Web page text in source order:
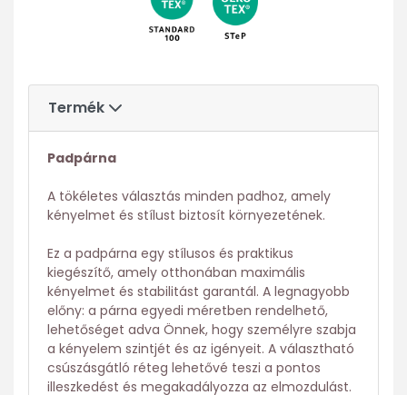
Termék
Padpárna
A tökéletes választás minden padhoz, amely
kényelmet és stílust biztosít környezetének.
Ez a padpárna egy stílusos és praktikus
kiegészítő, amely otthonában maximális
kényelmet és stabilitást garantál. A legnagyobb
előny: a párna egyedi méretben rendelhető,
lehetőséget adva Önnek, hogy személyre szabja
a kényelem szintjét és az igényeit. A választható
csúszásgátló réteg lehetővé teszi a pontos
illeszkedést és megakadályozza az elmozdulást.